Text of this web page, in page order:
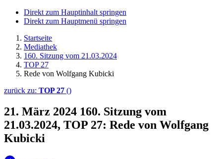
Direkt zum Hauptinhalt springen
Direkt zum Hauptmenü springen
Startseite
Mediathek
160. Sitzung vom 21.03.2024
TOP 27
Rede von Wolfgang Kubicki
zurück zu: TOP 27 ()
21. März 2024 160. Sitzung vom
21.03.2024, TOP 27: Rede von Wolfgang
Kubicki